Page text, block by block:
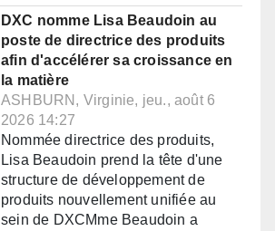
DXC nomme Lisa Beaudoin au
poste de directrice des produits
afin d'accélérer sa croissance en
la matière
ASHBURN, Virginie, jeu., août 6
2026 14:27
Nommée directrice des produits,
Lisa Beaudoin prend la tête d'une
structure de développement de
produits nouvellement unifiée au
sein de DXCMme Beaudoin a